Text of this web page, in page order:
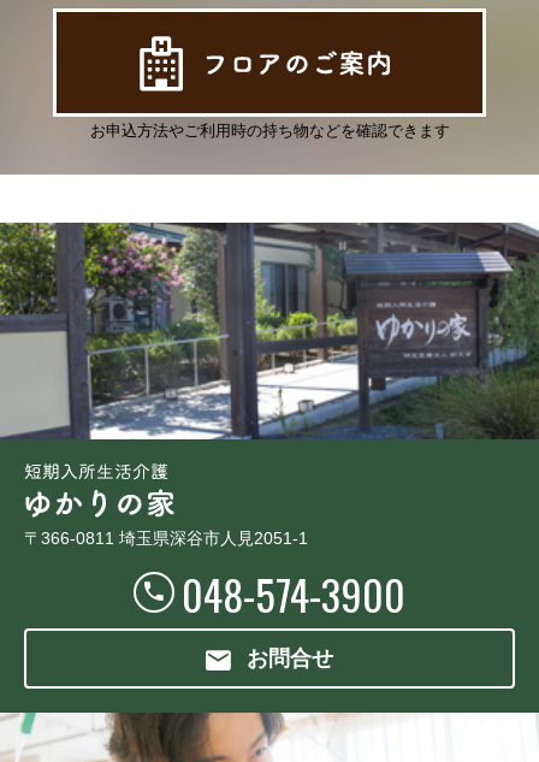
お申込方法やご利用時の持ち物などを確認できます
〒366-0811 埼玉県深谷市人見2051-1
048-574-3900
お問合せ